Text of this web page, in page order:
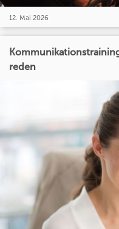
12. Mai 2026
reden